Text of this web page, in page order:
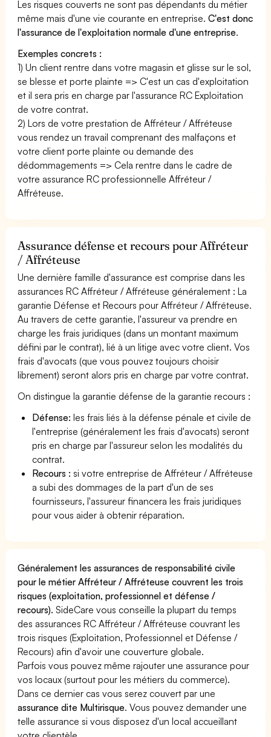
Les risques couverts ne sont pas dépendants du métier
même mais d'une vie courante en entreprise.C'est donc
l'assurance de l'exploitation normale d'une entreprise.
Exemples concrets :
1) Un client rentre dans votre magasin et glisse sur le sol,
se blesse et porte plainte => C'est un cas d'exploitation
et il sera pris en charge par l'assurance RC Exploitation
de votre contrat.
2) Lors de votre prestation de Affréteur / Affréteuse
vous rendez un travail comprenant des malfaçons et
votre client porte plainte ou demande des
dédommagements => Cela rentre dans le cadre de
votre assurance RC professionnelle Affréteur /
Affréteuse.
Assurance défense et recours pour Affréteur
/ Affréteuse
Une dernière famille d'assurance est comprise dans les
assurances RC Affréteur / Affréteuse généralement : La
garantie Défense et Recours pour Affréteur / Affréteuse.
Au travers de cette garantie, l'assureur va prendre en
charge les frais juridiques (dans un montant maximum
défini par le contrat), lié à un litige avec votre client. Vos
frais d'avocats (que vous pouvez toujours choisir
librement) seront alors pris en charge par votre contrat.
On distingue la garantie défense de la garantie recours :
Défense: les frais liés à la défense pénale et civile de
l'entreprise (généralement les frais d'avocats) seront
pris en charge par l'assureur selon les modalités du
contrat.
Recours : si votre entreprise de Affréteur / Affréteuse
a subi des dommages de la part d'un de ses
fournisseurs, l'assureur financera les frais juridiques
pour vous aider à obtenir réparation.
Généralement les assurances de responsabilité civile
pour le métier Affréteur / Affréteuse couvrent les trois
risques (exploitation, professionnel et défense /
recours). SideCare vous conseille la plupart du temps
des assurances RC Affréteur / Affréteuse couvrant les
trois risques (Exploitation, Professionnel et Défense /
Recours) afin d'avoir une couverture globale.
Parfois vous pouvez même rajouter une assurance pour
vos locaux (surtout pour les métiers du commerce).
Dans ce dernier cas vous serez couvert par une
assurance dite Multirisque. Vous pouvez demander une
telle assurance si vous disposez d'un local accueillant